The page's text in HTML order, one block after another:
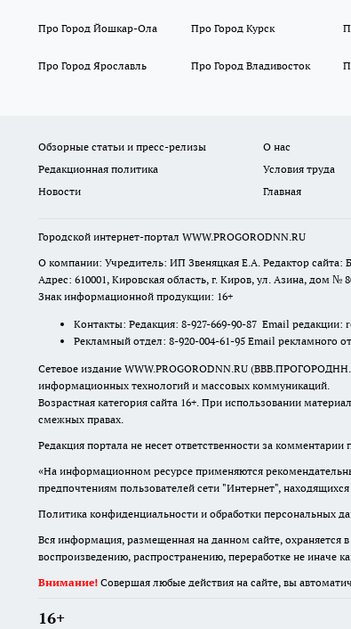
Про Город Йошкар-Ола Про Город Курск
Про Город Ярославль Про Город Владивосток
Обзорные статьи и пресс-релизы О нас
Редакционная политика
Условия труда
Новости
Главная
Городской интернет-портал WWW.PROGORODNN.RU
О компании: Учредитель: ИП Звеняцкая Е.А. Редактор сайта:
Адрес: 610001, Кировская область, г. Киров, ул. Азина, дом №
Знак информационной продукции: 16+
Контакты: Редакция: 8-927-669-90-87 Email редакции:
Рекламный отдел: 8-920-004-61-95 Email рекламного
Сетевое издание WWW.PROGORODNN.RU
информационных технологий и массовых коммуникаций.
Возрастная категория сайта 16+. При использовании
смежных правах.
Редакция портала не несет ответственности за
«На информационном ресурсе применяются
предпочтениям пользователей сети "Интернет",
Политика конфиденциальности и обработки персональных
Вся информация, размещенная на данном сайте, охраняется
воспроизведению, распространению, переработке не иначе
Внимание! Совершая любые действия на сайте, вы
16+